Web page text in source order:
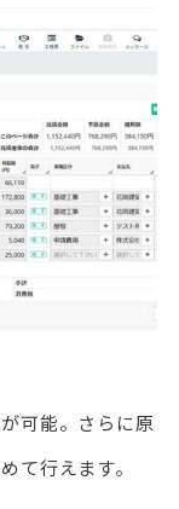
可能。さらに原
て行えます。